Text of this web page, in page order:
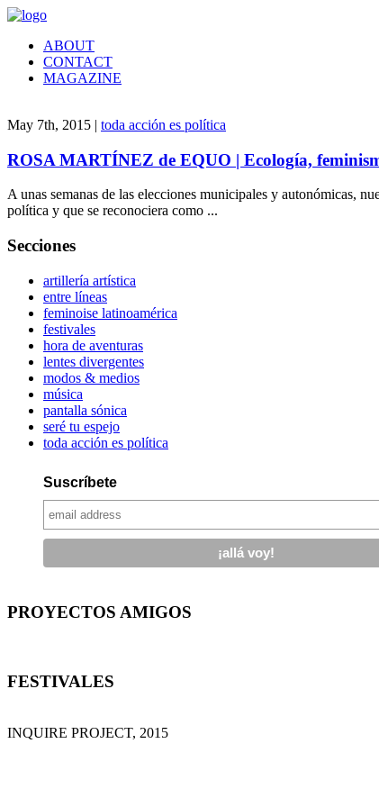
ABOUT
CONTACT
MAGAZINE
May 7th, 2015 | toda acción es política
ROSA MARTÍNEZ de EQUO | Ecología,
A unas semanas de las elecciones municipales y autonómicas,
política y que se reconociera como ...
Secciones
artillería artística
entre líneas
feminoise latinoamérica
festivales
hora de aventuras
lentes divergentes
modos & medios
música
pantalla sónica
seré tu espejo
toda acción es política
Suscríbete
PROYECTOS AMIGOS
FESTIVALES
INQUIRE PROJECT, 2015